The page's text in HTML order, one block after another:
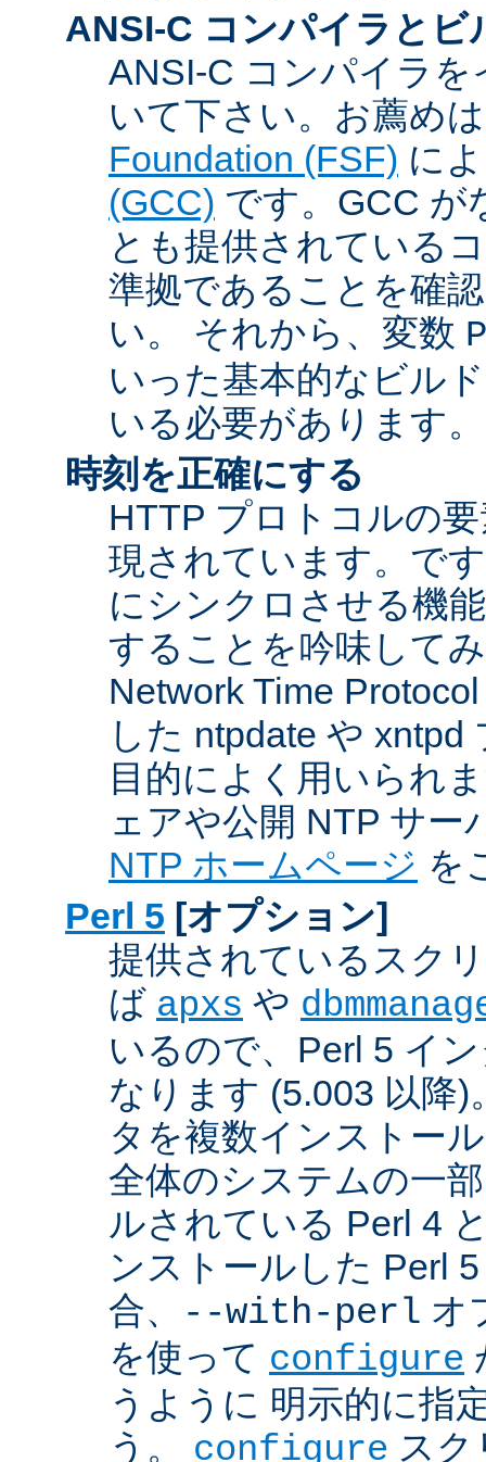
ANSI-C コンパイラとビ
ANSI-C コンパイラ
いて下さい。お薦め
Foundation (FSF) に
(GCC) です。GCC が
とも提供されている
準拠であることを確
い。 それから、変数
いった基本的なビル
いる必要があります。
時刻を正確にする
HTTP プロトコルの
現されています。で
にシンクロさせる機
することを吟味して
Network Time
した ntpdate や
目的によく用いられ
ェアや公開 NTP サー
NTP ホームページ を
Perl 5 [オプション]
提供されているスク
ば apxs や
いるので、Perl 5 イ
なります (5.003 以降
タを複数インストー
全体のシステムの一
ルされている Perl 4
ンストールした Perl
合、
--with-perl オ
を使って configure
うように 明示的に指
う。 configure スク